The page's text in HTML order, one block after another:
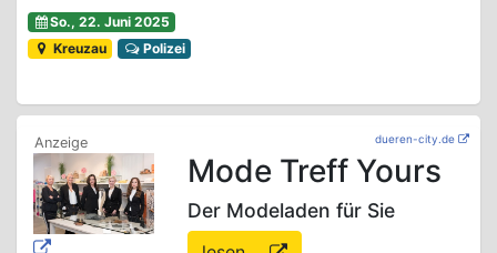
So., 22. Juni 2025
Kreuzau
Polizei
dueren-city.de
Mode Treff Yours
Der Modeladen für Sie